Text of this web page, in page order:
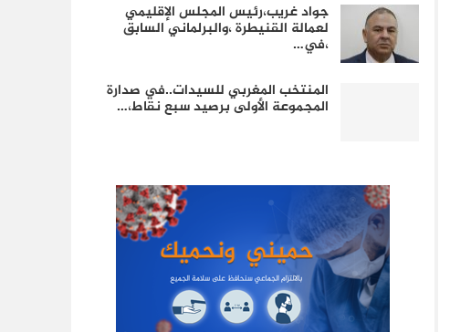
جواد غريب،رئيس المجلس الإقليمي
لعمالة القنيطرة ،والبرلماني السابق
،في…
المنتخب المغربي للسيدات..في صدارة
المجموعة الأولى برصيد سبع نقاط،…